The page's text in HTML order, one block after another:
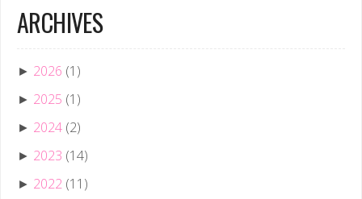
ARCHIVES
► 2026 (1)
► 2025 (1)
► 2024 (2)
► 2023 (14)
► 2022 (11)